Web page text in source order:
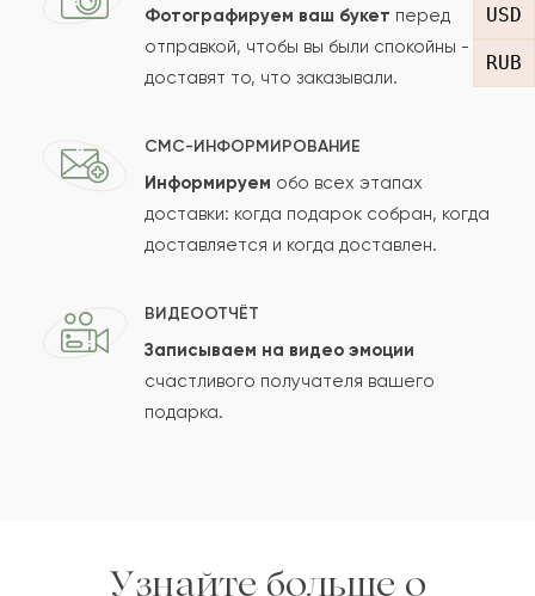
USD
RUB
Сколько будет
Отзыв будет опубликован после проверки.
Проверяем на спам.
Фотографируем ваш букет перед
отправкой, чтобы вы были спокойны -
доставят то, что заказывали.
СМС-ИНФОРМИРОВАНИЕ
Информируем обо всех этапах
доставки: когда подарок собран, когда
доставляется и когда доставлен.
ВИДЕООТЧЁТ
Записываем на видео эмоции
счастливого получателя вашего
подарка.
Узнайте больше о